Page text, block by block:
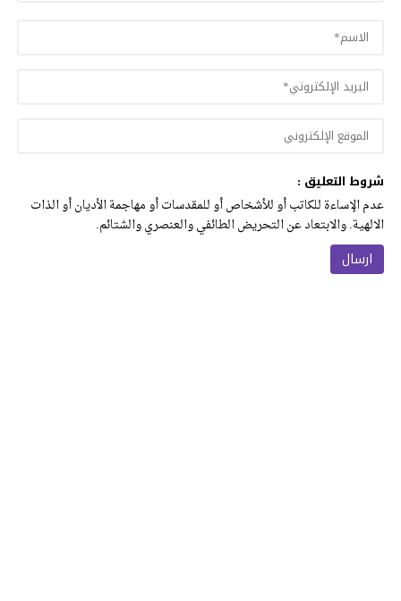
شروط التعليق :
عدم الإساءة للكاتب أو للأشخاص أو للمقدسات أو مهاجمة الأديان أو الذات
الالهية. والابتعاد عن التحريض الطائفي والعنصري والشتائم.